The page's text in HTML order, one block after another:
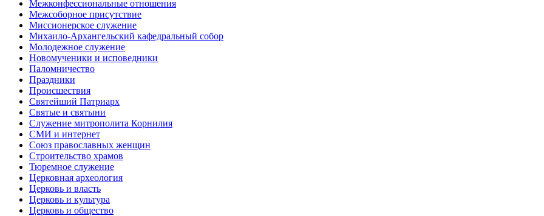
Межконфессиональные отношения
Межсоборное присутствие
Миссионерское служение
Михаило-Архангельский кафедральный собор
Молодежное служение
Новомученики и исповедники
Паломничество
Праздники
Происшествия
Святейший Патриарх
Святые и святыни
Служение митрополита Корнилия
СМИ и интернет
Союз православных женщин
Строительство храмов
Тюремное служение
Церковная археология
Церковь и власть
Церковь и культура
Церковь и общество